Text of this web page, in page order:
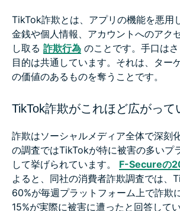
TikTok詐欺とは、アプリの機能を悪用
金銭や個人情報、アカウントへのアク
し取る 詐欺行為 のことです。手口はさ
目的は共通しています。それは、ター
の価値のあるものを奪うことです。
TikTok詐欺がこれほど広がって
詐欺はソーシャルメディア全体で深刻
の調査ではTikTokが特に被害の多いプ
して挙げられています。 F-Secureの
よると、同社の消費者詐欺調査では、
60%が毎週プラットフォーム上で詐欺
15%が実際に被害に遭ったと回答してい